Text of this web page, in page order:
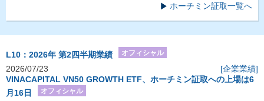
ホーチミン証取一覧へ
L10：2026年 第2四半期業績 オフィシャル
2026/07/23
[企業業績]
VINACAPITAL VN50 GROWTH ETF、ホーチミン証取への上場は6
月16日
オフィシャル